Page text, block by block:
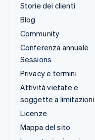
Storie dei clienti
Blog
Community
Conferenza annuale
Sessions
Privacy e termini
Attività vietate e
soggette a limitazioni
Licenze
Mappa del sito